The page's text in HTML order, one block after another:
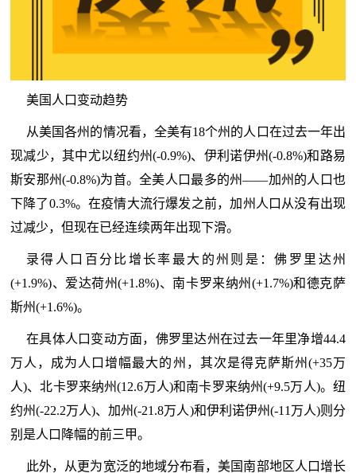
美国人口变动趋势
从美国各州的情况看，全美有18个州的人口在过去一年出
现减少，其中尤以纽约州(-0.9%)、伊利诺伊州(-0.8%)和路易
斯安那州(-0.8%)为首。全美人口最多的州——加州的人口也
下降了0.3%。在疫情大流行爆发之前，加州人口从没有出现
过减少，但现在已经连续两年出现下滑。
录得人口百分比增长率最大的州则是：佛罗里达州
(+1.9%)、爱达荷州(+1.8%)、南卡罗来纳州(+1.7%)和德克萨
斯州(+1.6%)。
在具体人口变动方面，佛罗里达州在过去一年里净增44.4
万人，成为人口增幅最大的州，其次是得克萨斯州(+35万
人)、北卡罗来纳州(12.6万人)和南卡罗来纳州(+9.5万人)。纽
约州(-22.2万人)、加州(-21.8万人)和伊利诺伊州(-11万人)则分
别是人口降幅的前三甲。
此外，从更为宽泛的地域分布看，美国南部地区人口增长